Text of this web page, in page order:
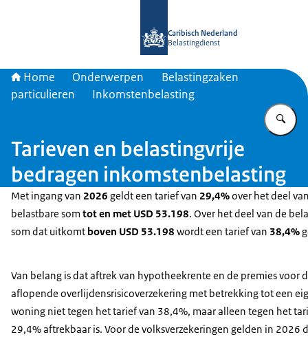
Caribisch Nederland
Belastingdienst
Home Onderwerpen
Belastingzaken
particulieren
Inkomstenbelasting
Tarieven en belastingvrije
bedragen inkomstenbelasting
Met ingang van 2026 geldt een tarief van 29,4%over het deel
belastbare som tot en met USD 53.198. Over het deel van de
som dat uitkomt boven USD 53.198 wordt een tarief van 38,4%
Van belang is dat aftrek van hypotheekrente en de premies voor
aflopende overlijdensrisicoverzekering met betrekking tot een
woning niet tegen het tarief van 38,4%, maar alleen tegen het
29,4% aftrekbaar is. Voor de volksverzekeringen gelden in 2026